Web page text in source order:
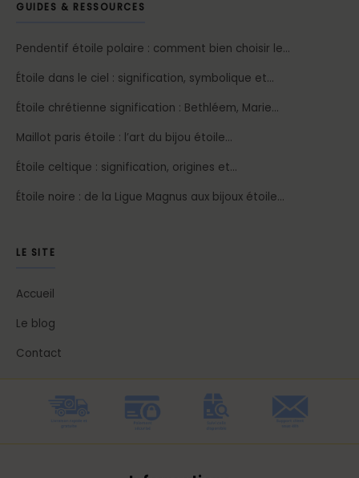
GUIDES & RESSOURCES
Pendentif étoile polaire : comment bien choisir le…
Étoile dans le ciel : signification, symbolique et…
Étoile chrétienne signification : Bethléem, Marie…
Maillot paris étoile : l’art du bijou étoile…
Étoile celtique : signification, origines et…
Étoile noire : de la Ligue Magnus aux bijoux étoile…
LE SITE
Accueil
Le blog
Contact